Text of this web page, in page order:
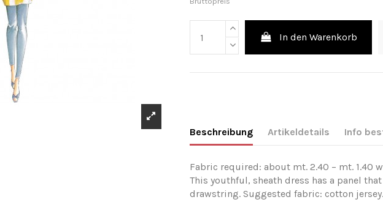
In den Warenkorb
Beschreibung Artikeldetails Info
Fabric required: about mt. 2.40 – mt. 1.40
This youthful, sheath dress has a panel
drawstring. Suggested fabric: cotton